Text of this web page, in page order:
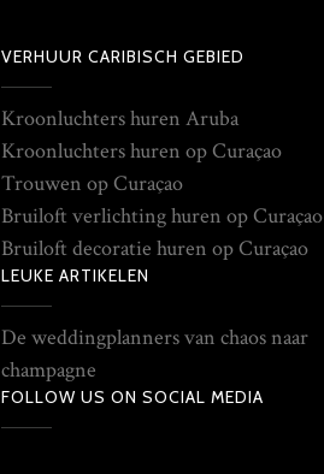
VERHUUR CARIBISCH GEBIED
Kroonluchters huren Aruba
Kroonluchters huren op Curaçao
Trouwen op Curaçao
Bruiloft verlichting huren op Curaçao
Bruiloft decoratie huren op Curaçao
LEUKE ARTIKELEN
De weddingplanners van chaos naar
champagne
FOLLOW US ON SOCIAL MEDIA